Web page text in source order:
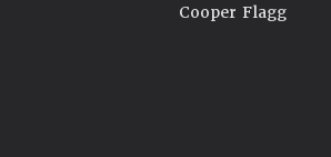
Cooper Flagg